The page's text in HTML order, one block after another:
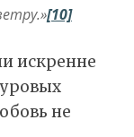
[10]
искренне
не